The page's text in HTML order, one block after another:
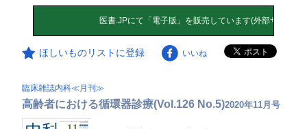
ほしいものリストに登録 いいね
臨床雑誌内科≪月刊≫
高齢者における循環器診療(Vol.126 No.5)2020年11月号